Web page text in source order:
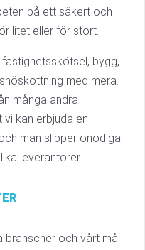
på ett säkert och
litet eller för stort.
bygg,
med mera.
många andra
kan erbjuda en
man slipper onödiga
leverantörer.
branscher och vårt mål